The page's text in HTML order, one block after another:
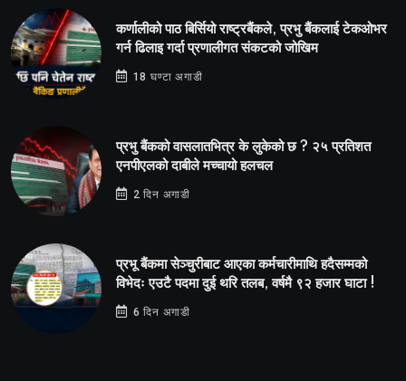
कर्णालीको पाठ बिर्सियो राष्ट्रबैंकले, प्रभु बैंकलाई टेकओभर
गर्न ढिलाइ गर्दा प्रणालीगत संकटको जोखिम
18 घण्टा अगाडी
प्रभु बैंकको वासलातभित्र के लुकेको छ ? २५ प्रतिशत
एनपीएलको दाबीले मच्चायो हलचल
2 दिन अगाडी
प्रभू बैंकमा सेञ्चुरीबाट आएका कर्मचारीमाथि हदैसम्मको
विभेदः एउटै पदमा दुई थरि तलब, वर्षमै ९२ हजार घाटा !
6 दिन अगाडी